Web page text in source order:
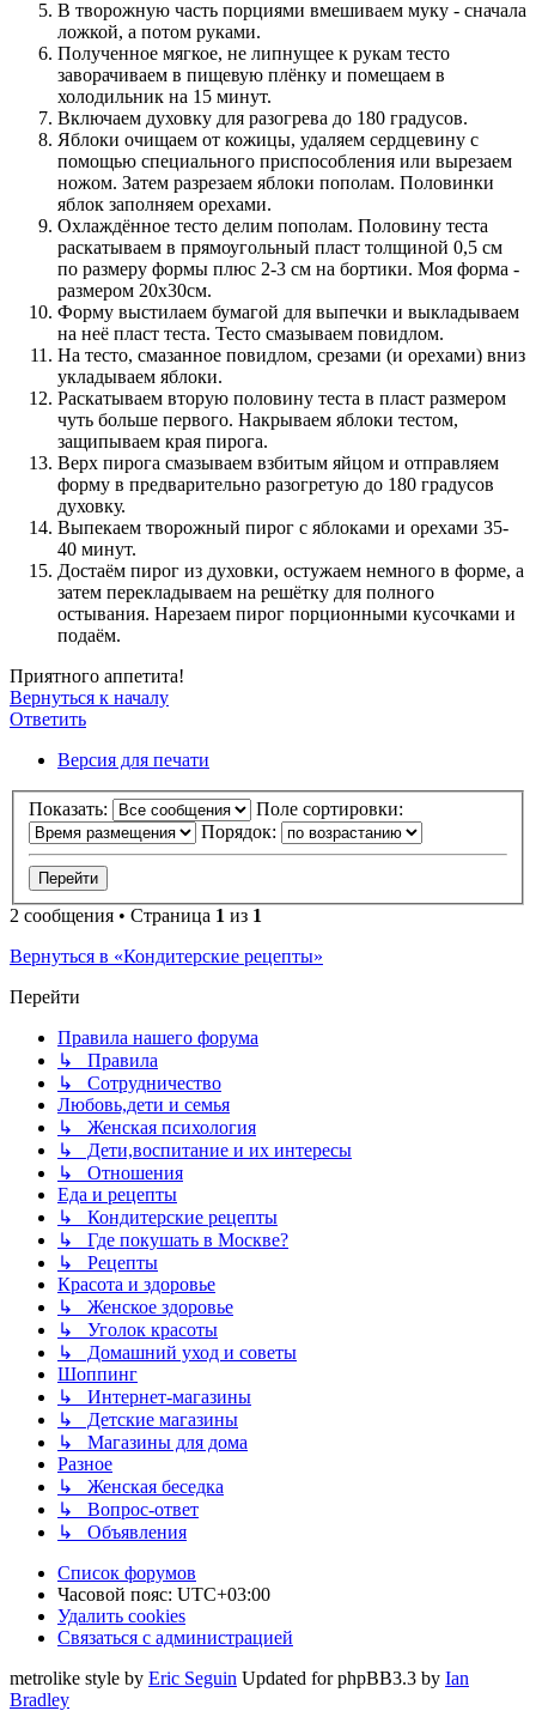
В творожную часть порциями вмешиваем муку - сначала
ложкой, а потом руками.
Полученное мягкое, не липнущее к рукам тесто
заворачиваем в пищевую плёнку и помещаем в
холодильник на 15 минут.
Включаем духовку для разогрева до 180 градусов.
Яблоки очищаем от кожицы, удаляем сердцевину с
помощью специального приспособления или вырезаем
ножом. Затем разрезаем яблоки пополам. Половинки
яблок заполняем орехами.
Охлаждённое тесто делим пополам. Половину теста
раскатываем в прямоугольный пласт толщиной 0,5 см
по размеру формы плюс 2-3 см на бортики. Моя форма -
размером 20х30см.
Форму выстилаем бумагой для выпечки и выкладываем
на неё пласт теста. Тесто смазываем повидлом.
На тесто, смазанное повидлом, срезами (и орехами) вниз
укладываем яблоки.
Раскатываем вторую половину теста в пласт размером
чуть больше первого. Накрываем яблоки тестом,
защипываем края пирога.
Верх пирога смазываем взбитым яйцом и отправляем
форму в предварительно разогретую до 180 градусов
духовку.
Выпекаем творожный пирог с яблоками и орехами 35-
40 минут.
Достаём пирог из духовки, остужаем немного в форме, а
затем перекладываем на решётку для полного
остывания. Нарезаем пирог порционными кусочками и
подаём.
Приятного аппетита!
Вернуться к началу
Ответить
Версия для печати
Показать:
Поле сортировки:
Порядок:
2 сообщения • Страница 1 из 1
Вернуться в «Кондитерские рецепты»
Перейти
Правила нашего форума
↳ Правила
↳ Сотрудничество
Любовь,дети и семья
↳ Женская психология
↳ Дети,воспитание и их интересы
↳ Отношения
Еда и рецепты
↳ Кондитерские рецепты
↳ Где покушать в Москве?
↳ Рецепты
Красота и здоровье
↳ Женское здоровье
↳ Уголок красоты
↳ Домашний уход и советы
Шоппинг
↳ Интернет-магазины
↳ Детские магазины
↳ Магазины для дома
Разное
↳ Женская беседка
↳ Вопрос-ответ
↳ Объявления
Список форумов
Часовой пояс: UTC+03:00
Удалить cookies
Связаться с администрацией
metrolike style by Eric Seguin Updated for phpBB3.3 by Ian
Bradley